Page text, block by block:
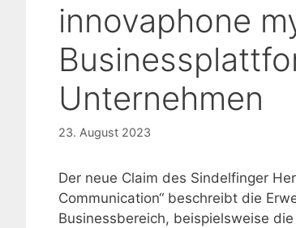
innovaphone
Unternehmen
23. August 2023
Der neue Claim des Sindelfinger
Communication“ beschreibt die
Businessbereich, beispielsweise